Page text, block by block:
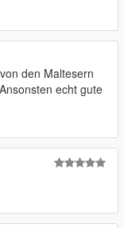
den Maltesern
echt gute